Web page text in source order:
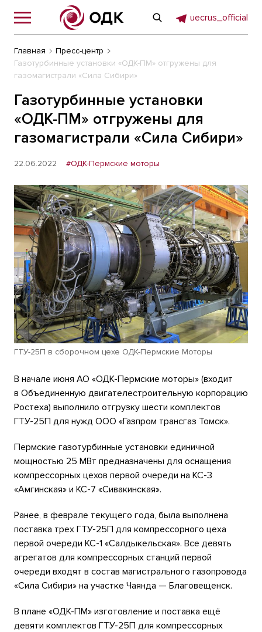
uecrus_official
Главная
Пресс-центр
Газотурбинные установки «ОДК-ПМ» отгружены для
газомагистрали «Сила Сибири»
Газотурбинные установки
«ОДК-ПМ» отгружены для
газомагистрали «Сила Сибири»
22.06.2022 #ОДК-Пермские моторы
ГТУ-25П в сборочном цехе ОДК-Пермские Моторы
В начале июня АО «ОДК-Пермские моторы» (входит
в Объединенную двигателестроительную корпорацию
Ростеха) выполнило отгрузку шести комплектов
ГТУ-25П для нужд ООО «Газпром трансгаз Томск».
Пермские газотурбинные установки единичной
мощностью 25 МВт предназначены для оснащения
компрессорных цехов первой очереди на КС-3
«Амгинская» и КС-7 «Сивакинская».
Ранее, в феврале текущего года, была выполнена
поставка трех ГТУ-25П для компрессорного цеха
первой очереди КС-1 «Салдыкельская». Все девять
агрегатов для компрессорных станций первой
очереди входят в состав магистрального газопровода
«Сила Сибири» на участке Чаянда — Благовещенск.
В плане «ОДК-ПМ» изготовление и поставка ещё
девяти комплектов ГТУ-25П для компрессорных